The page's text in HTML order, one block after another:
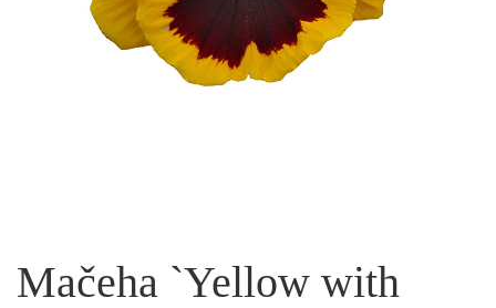
Mačeha `Yellow with